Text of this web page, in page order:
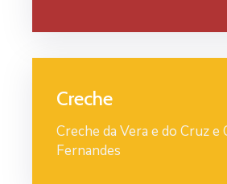
Creche
Creche da Vera e do Cruz e
Fernandes